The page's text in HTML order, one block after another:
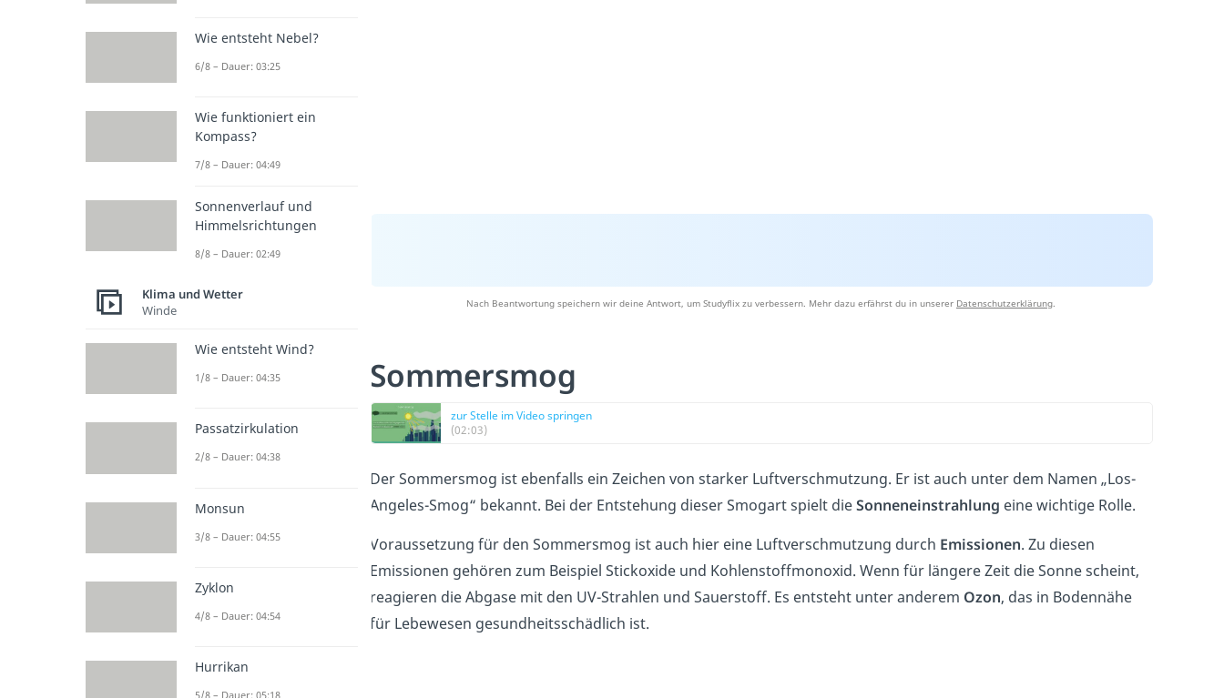
Nach Beantwortung speichern wir deine Antwort, um Studyflix zu verbessern. Mehr dazu erfährst du in unserer Datenschutzerklärung.
Sommersmog
zur Stelle im Video springen
(02:03)
Der Sommersmog ist ebenfalls ein Zeichen von starker Luftverschmutzung. Er ist auch unter dem Namen „Los-
Angeles-Smog“ bekannt. Bei der Entstehung dieser Smogart spielt dieSonneneinstrahlung eine wichtige Rolle.
Voraussetzung für den Sommersmog ist auch hier eine Luftverschmutzung durch Emissionen. Zu diesen
Emissionen gehören zum Beispiel Stickoxide und Kohlenstoffmonoxid. Wenn für längere Zeit die Sonne scheint,
reagieren die Abgase mit den UV-Strahlen und Sauerstoff. Es entsteht unter anderem Ozon, das in Bodennähe
für Lebewesen gesundheitsschädlich ist.
Wie entsteht Nebel?
6/8 – Dauer: 03:25
Wie funktioniert ein
Kompass?
7/8 – Dauer: 04:49
Sonnenverlauf und
Himmelsrichtungen
8/8 – Dauer: 02:49
Klima und Wetter
Winde
Wie entsteht Wind?
1/8 – Dauer: 04:35
Passatzirkulation
2/8 – Dauer: 04:38
Monsun
3/8 – Dauer: 04:55
Zyklon
4/8 – Dauer: 04:54
Hurrikan
5/8 – Dauer: 05:18